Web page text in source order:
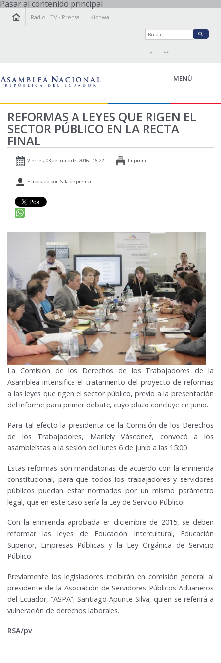
Pasar al contenido principal
Radio ·TV · Prensa Kichwa
A- A+
MENÚ
LA ASAMBLEA
LEGISLAMOS
FISCALIZAMOS
PRENSA
PARTICIPACIÓN
RELACIONES INTERNACIONALES
AGENDA
REFORMAS A LEYES QUE RIGEN EL
SECTOR PÚBLICO EN LA RECTA
FINAL
Viernes, 03 de junio del 2016 - 16:22 Imprimir
Elaborado por: Sala de prensa
La Comisión de los Derechos de los Trabajadores de la
Asamblea intensifica el tratamiento del proyecto de reformas
a las leyes que rigen el sector público, previo a la presentación
del informe para primer debate, cuyo plazo concluye en junio.
Para tal efecto la presidenta de la Comisión de los Derechos
de los Trabajadores, Marllely Vásconez, convocó a los
asambleístas a la sesión del lunes 6 de junio a las 15:00
Estas reformas son mandatorias de acuerdo con la enmienda
constitucional, para que todos los trabajadores y servidores
públicos puedan estar normados por un mismo parámetro
legal, que en este caso sería la Ley de Servicio Público.
Con la enmienda aprobada en diciembre de 2015, se deben
reformar las leyes de Educación Intercultural, Educación
Superior, Empresas Públicas y la Ley Orgánica de Servicio
Público.
Previamente los legisladores recibirán en comisión general al
presidente de la Asociación de Servidores Públicos Aduaneros
del Ecuador, “ASPA”, Santiago Apunte Silva, quien se referirá a
vulneración de derechos laborales.
RSA/pv